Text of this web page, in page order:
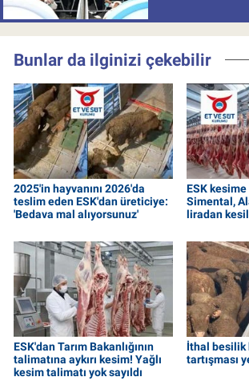
Bunlar da ilginizi çekebilir
2025'in hayvanını 2026'da
teslim eden ESK'dan üreticiye:
'Bedava mal alıyorsunuz'
ESK
Simental,
liradan
ESK'dan Tarım Bakanlığının
talimatına aykırı kesim! Yağlı
kesim talimatı yok sayıldı
İthal besilik
tartışması